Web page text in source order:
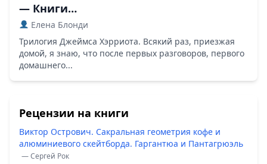
— Книги…
Елена Блонди
Трилогия Джеймса Хэрриота. Всякий раз, приезжая
домой, я знаю, что после первых разговоров, первого
домашнего...
Рецензии на книги
Виктор Острович. Сакральная геометрия кофе и
алюминиевого скейтборда. Гаргантюа и Пантагрюэль
— Сергей Рок